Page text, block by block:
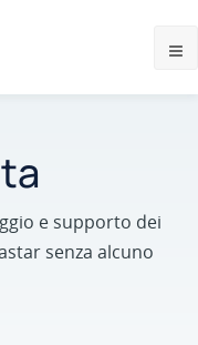
e supporto dei
senza alcuno